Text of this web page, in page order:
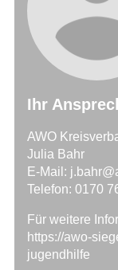
Ihr
AWO
Julia Bahr
E-Mail:
Telefon: 0170
Für weitere
https://awo-
jugendhilfe